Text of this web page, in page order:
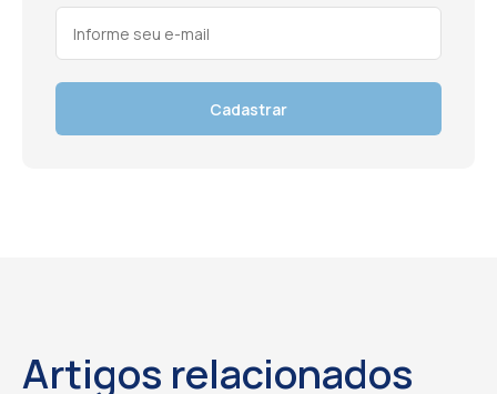
Cadastrar
Artigos relacionados